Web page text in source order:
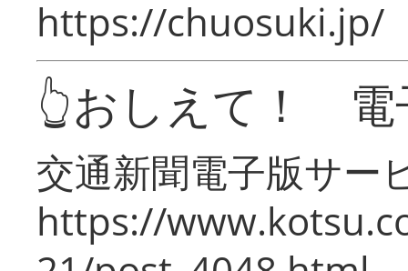
https://chuosuki.jp/
👆おしえて！ 電
交通新聞電子版サー
https://